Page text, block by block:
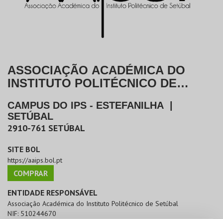
ASSOCIAÇÃO ACADÉMICA DO
INSTITUTO POLITÉCNICO DE
CAMPUS DO IPS - ESTEFANILHA
SETÚBAL
2910-761 SETÚBAL
SITE BOL
https://aaips.bol.pt
COMPRAR
ENTIDADE RESPONSÁVEL
Associação Académica do Instituto Politécnico de Setúbal
NIF: 510244670